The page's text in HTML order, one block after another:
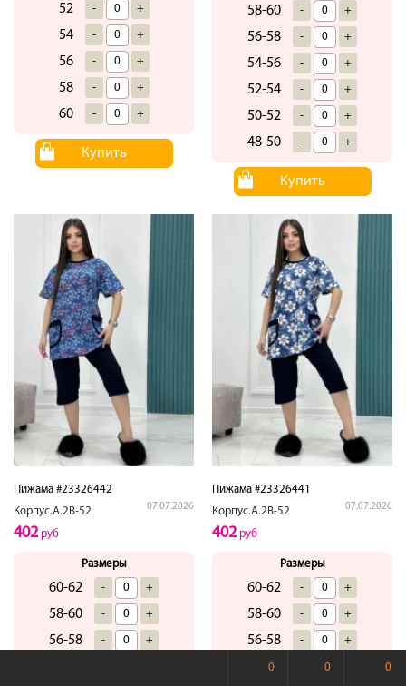
52 - +
54 - +
56 - +
58 - +
60 - +
Купить
58-60 - +
56-58 - +
54-56 - +
52-54 - +
50-52 - +
48-50 - +
Купить
Пижама #23326442
Корпус.А.2В-52
07.07.2026
402руб
Размеры
60-62 - +
58-60 - +
56-58 - +
Пижама #23326441
Корпус.А.2В-52
07.07.2026
402руб
Размеры
60-62 - +
58-60 - +
56-58 - +
54-56
0 0 0